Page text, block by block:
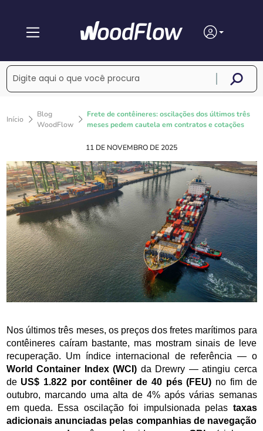
Início
Blog
WoodFlow
Frete de contêineres: oscilações dos últimos três
meses pedem cautela em contratos e cotações
11 DE NOVEMBRO DE 2025
Nos últimos três meses, os preços dos fretes marítimos para
contêineres caíram bastante, mas mostram sinais de leve
recuperação. Um índice internacional de referência — o
World Container Index (WCI) da Drewry — atingiu cerca
de US$ 1.822 por contêiner de 40 pés (FEU) no fim de
outubro, marcando uma alta de 4% após várias semanas
em queda. Essa oscilação foi impulsionada pelas taxas
adicionais anunciadas pelas companhias de navegação